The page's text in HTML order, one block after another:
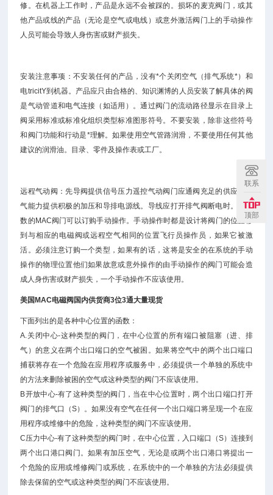
修。在机器上工作时，产品是永远不会被踩的。损坏的麦克阀门，或其
他产品或线的产品（无论是空气或电线）或意外激活阀门上的手动操作
人员可能会导致人身伤害或财产损失。
安装注意事项：不安装任何的产品，没有*个关闭空气（排气系统*）和
电tricitY到机器。产品应只由合格的、知识渊博的人员安装了解具体的阀
是气动管道和电气连接（如适用）。通过阀门的流动路径显示在目录上
阀采用标准或标准化组织类型标准图形符号。不要安装，除非这些符号
和阀门功能和行动是*理解。如果使用空气管路润滑，不要使用任何其他
建议的润滑油。目录、零件及操作表或工厂。
远程气动阀：先导阀提供信号压力遥控气动阀门应通阀充足的供应和排
气能力提供积极的加压和导排电源线。导线应打开排气阀断电时。大多
数的MAC阀门可以订购手动操作。手动操作时都是设计将阀门的位置移
到与相应的电磁阀或远程空气相同的位置飞行员操作员，如果它被激
活。必须注意订购一个类型，如果有的话，这将是安全的在系统的手动
操作的物理位置他们如果故意或意外操作的由手动操作的阀门可能会造
成人身伤害或财产损失，一个手动操作不应该使用。
美国MAC电磁阀国内供货商3位3通大量现货
下面列出的是各种中心位置的函数：
A.关闭中心-这种类型的阀门，在中心位置的所有端口被阻塞（进、排
气）的意义在两个出口端口的空气被困。如果将空气中的两个出口端口
捕获将存在一个危险在应用程序或服务中，必须提供一个单独的系统中
的方法来删除被困的空气或这种类型的阀门不应该使用。
B开放中心-有了这种类型的阀门，当在中心位置时，两个出口端口打开
阀门的排气口（S）。如果没有空气在任何一个出口端口将呈现一个在应
用程序或维修中的危险，这种类型的阀门不应该使用。
C压力中心-有了这种类型的阀门时，在中心位置，入口端口（S）连接到
两个出口港口阀门。如果有加压空气，无论是或两个出口港口将提出一
个危险的应用或维修阀门或系统，在系统中的一个单独的方法必须提供
除去保留的空气或这种类型的阀门不应该使用。
联系
顶部